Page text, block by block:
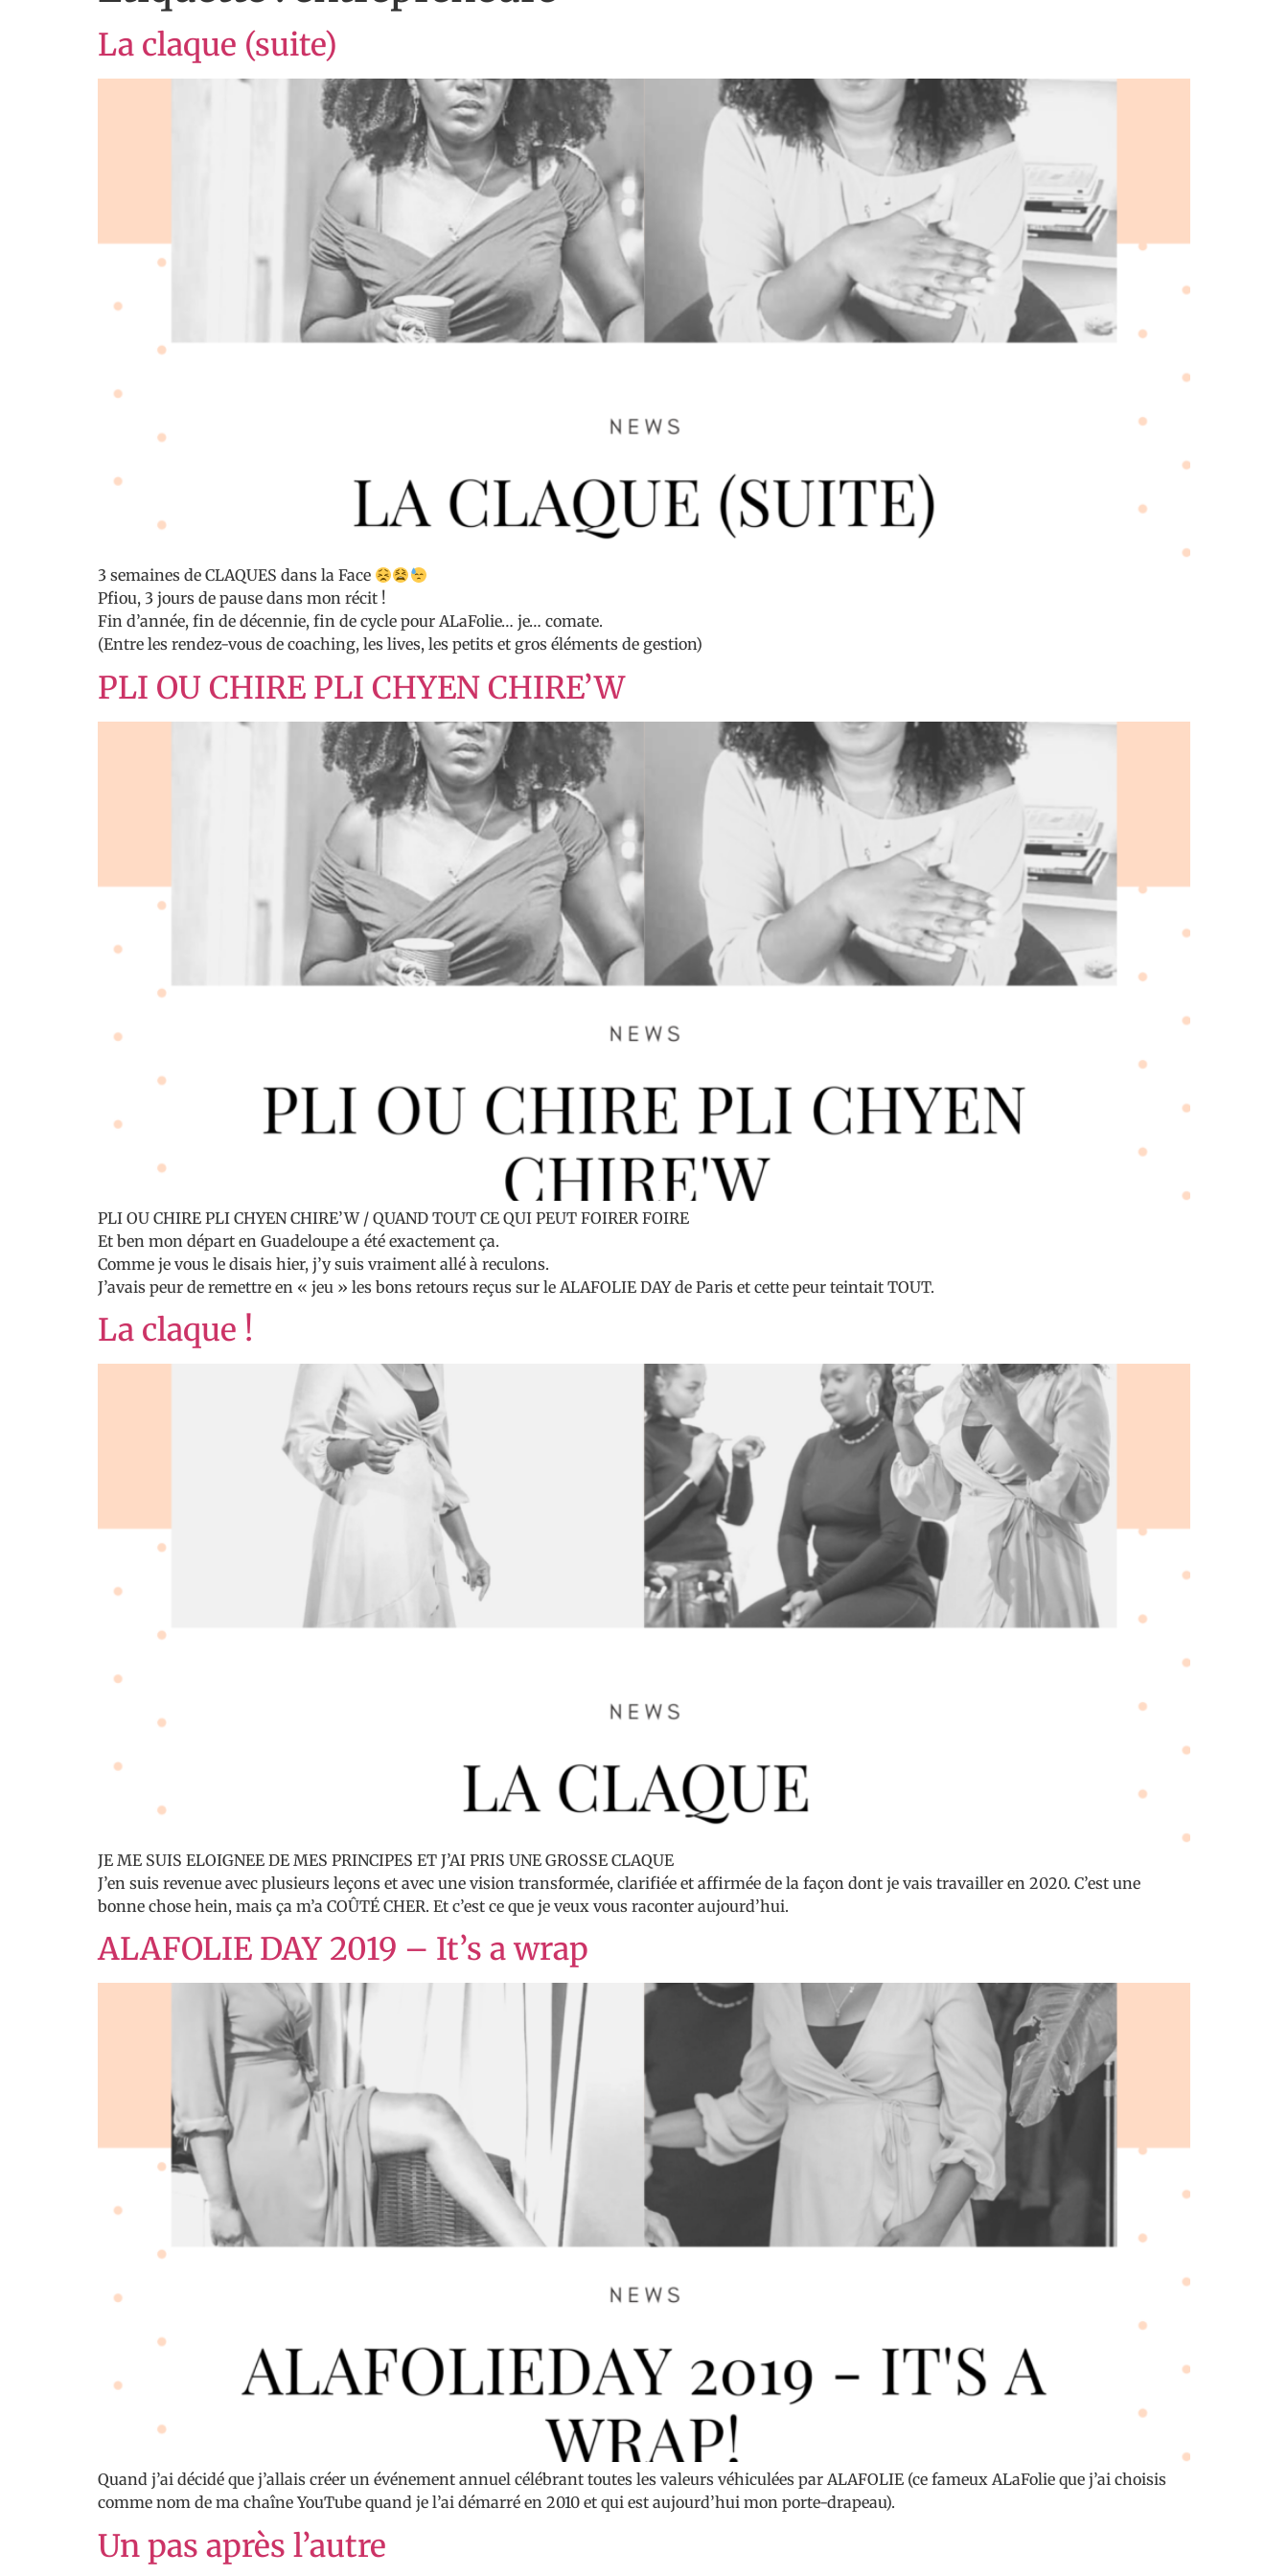
La claque (suite)
3 semaines de CLAQUES dans la Face
Pfiou, 3 jours de pause dans mon récit !
Fin d’année, fin de décennie, fin de cycle pour ALaFolie… je… comate.
(Entre les rendez-vous de coaching, les lives, les petits et gros éléments de gestion)
PLI OU CHIRE PLI CHYEN CHIRE’W
PLI OU CHIRE PLI CHYEN CHIRE’W / QUAND TOUT CE QUI PEUT FOIRER FOIRE
Et ben mon départ en Guadeloupe a été exactement ça.
Comme je vous le disais hier, j’y suis vraiment allé à reculons.
J’avais peur de remettre en « jeu » les bons retours reçus sur le ALAFOLIE DAY de Paris et cette peur teintait TOUT.
La claque !
JE ME SUIS ELOIGNEE DE MES PRINCIPES ET J’AI PRIS UNE GROSSE CLAQUE
J’en suis revenue avec plusieurs leçons et avec une vision transformée, clarifiée et affirmée de la façon dont je vais travailler en 2020. C’est une
bonne chose hein, mais ça m’a COÛTÉ CHER. Et c’est ce que je veux vous raconter aujourd’hui.
ALAFOLIE DAY 2019 – It’s a wrap
Quand j’ai décidé que j’allais créer un événement annuel célébrant toutes les valeurs véhiculées par ALAFOLIE (ce fameux ALaFolie que j’ai choisis
comme nom de ma chaîne YouTube quand je l’ai démarré en 2010 et qui est aujourd’hui mon porte-drapeau).
Un pas après l’autre